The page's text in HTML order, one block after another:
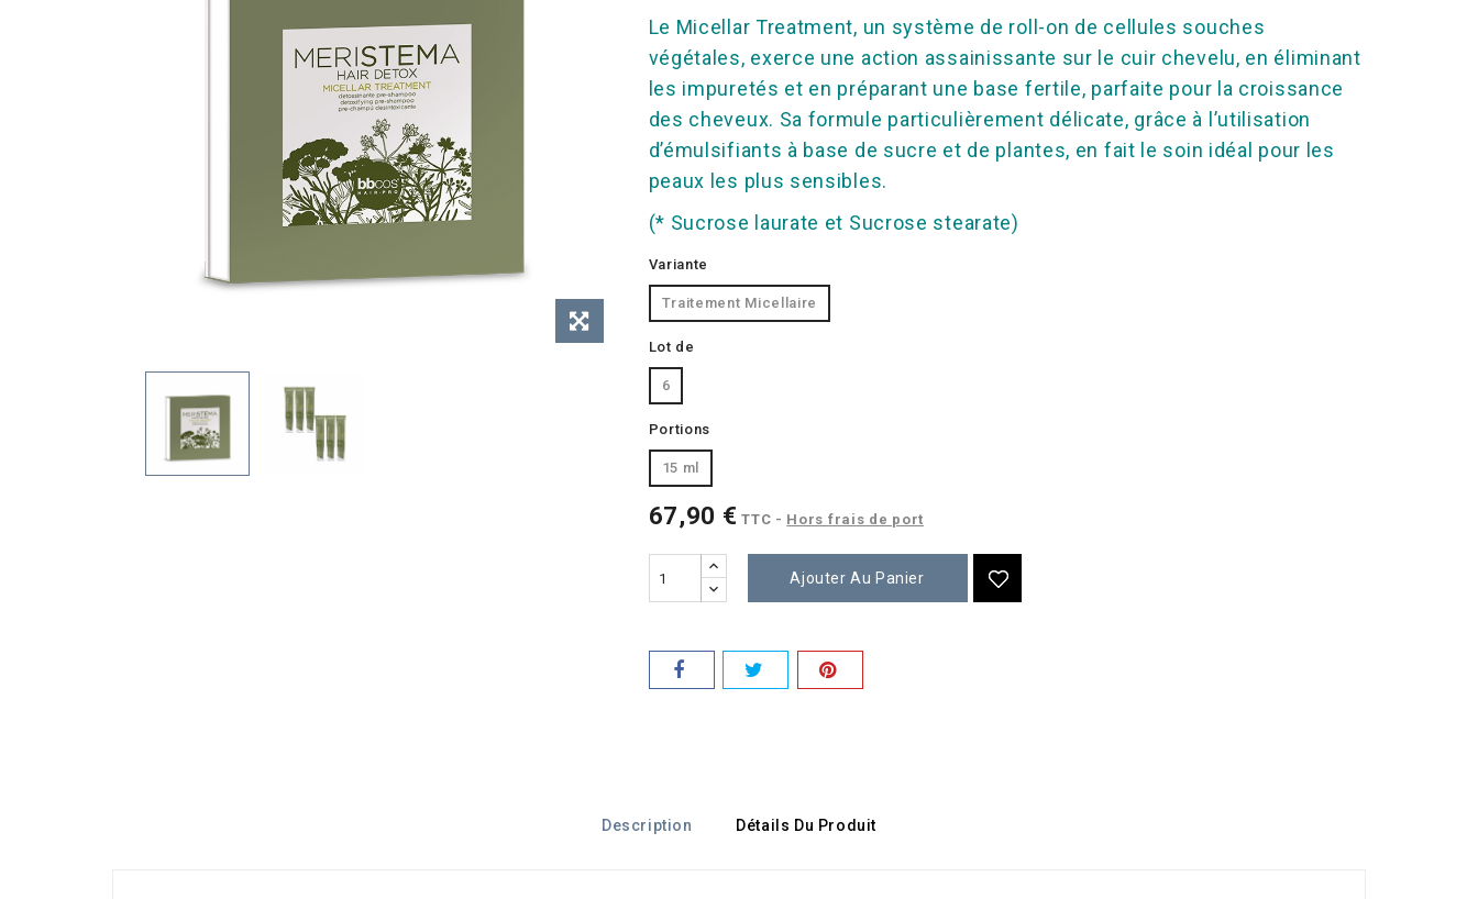
Le Micellar Treatment, un système de roll-on de cellules souches
végétales, exerce une action assainissante sur le cuir chevelu, en éliminant
les impuretés et en préparant une base fertile, parfaite pour la croissance
des cheveux. Sa formule particulièrement délicate, grâce à l’utilisation
d’émulsifiants à base de sucre et de plantes, en fait le soin idéal pour les
peaux les plus sensibles.
(* Sucrose laurate et Sucrose stearate)
Variante
Traitement Micellaire
Lot de
6
Portions
15 ml
67,90 € TTC Hors frais de port
Ajouter Au Panier
Description Détails Du Produit